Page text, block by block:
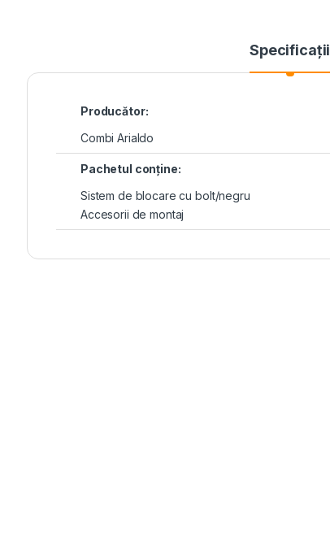
Specificaţii
Producător:
Combi Arialdo
Pachetul conţine:
Sistem de blocare cu bolt/negru
Accesorii de montaj